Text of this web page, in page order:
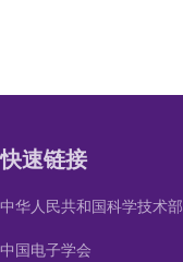
快速链接
中华人民共和国科学技术部
中国电子学会